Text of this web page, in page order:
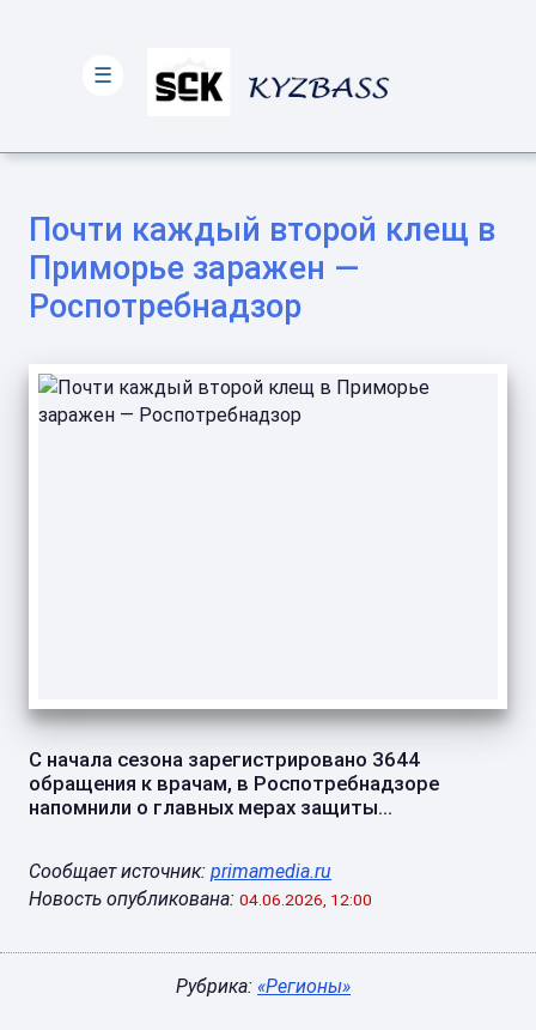
Почти каждый второй клещ в
Приморье заражен —
Роспотребнадзор
С начала сезона зарегистрировано 3644
обращения к врачам, в Роспотребнадзоре
напомнили о главных мерах защиты...
Сообщает источник: primamedia.ru
Новость опубликована: 04.06.2026, 12:00
Рубрика: «Регионы»
☰